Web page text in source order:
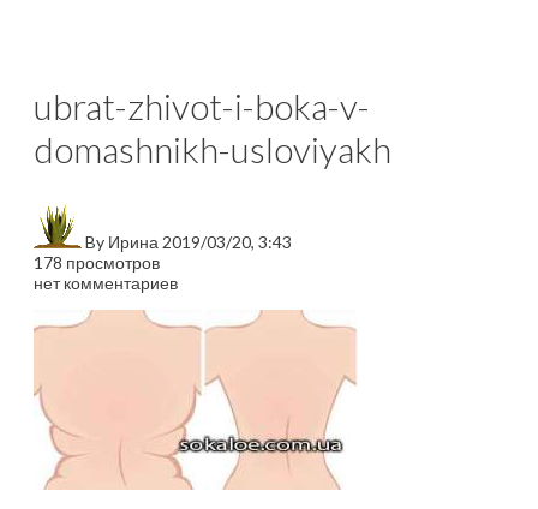
ubrat-zhivot-i-boka-v-
domashnikh-usloviyakh
By Ирина 2019/03/20, 3:43
178 просмотров
нет комментариев